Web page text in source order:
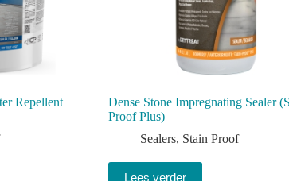
Repellent
Dense Stone Impregnating Sealer
Proof Plus)
Sealers, Stain Proof
Lees verder